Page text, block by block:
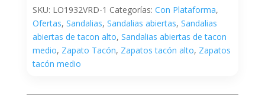
SKU: LO1932VRD-1 Categorías: Con Plataforma,
Ofertas, Sandalias, Sandalias abiertas, Sandalias
abiertas de tacon alto, Sandalias abiertas de tacon
medio, Zapato Tacón, Zapatos tacón alto, Zapatos
tacón medio